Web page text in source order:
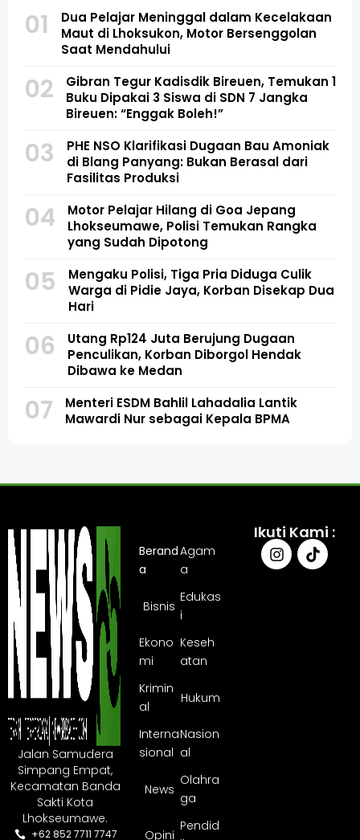
01
Dua Pelajar Meninggal dalam Kecelakaan
Maut di Lhoksukon, Motor Bersenggolan
Saat Mendahului
02
Gibran Tegur Kadisdik Bireuen, Temukan 1
Buku Dipakai 3 Siswa di SDN 7 Jangka
Bireuen: “Enggak Boleh!”
03
PHE NSO Klarifikasi Dugaan Bau Amoniak
di Blang Panyang: Bukan Berasal dari
Fasilitas Produksi
04
Motor Pelajar Hilang di Goa Jepang
Lhokseumawe, Polisi Temukan Rangka
yang Sudah Dipotong
05
Mengaku Polisi, Tiga Pria Diduga Culik
Warga di Pidie Jaya, Korban Disekap Dua
Hari
06
Utang Rp124 Juta Berujung Dugaan
Penculikan, Korban Diborgol Hendak
Dibawa ke Medan
07
Menteri ESDM Bahlil Lahadalia Lantik
Mawardi Nur sebagai Kepala BPMA
Jalan Samudera
Simpang Empat,
Kecamatan Banda
Sakti Kota
Lhokseumawe.
+62 852 7711 7747
Berand
a
Agam
a
Bisnis
Edukas
i
Ekono
mi
Keseh
atan
Krimin
al
Hukum
Interna
sional
Nasion
al
News
Olahra
ga
Opini
Pendid
Ikuti Kami :